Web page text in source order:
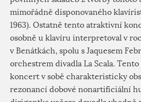
mimořádně disponovaného
1963). Ostatně tento atraktivní
osobně u klavíru interpretoval v
v Benátkách, spolu s Jaquesem
orchestrem divadla La Scala.
koncert v sobě charakteristicky
rezonancí dobové nonartificiální